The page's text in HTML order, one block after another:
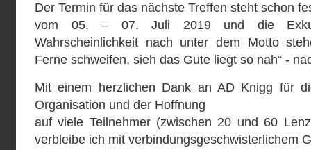
Der Termin für das nächste Treffen steht schon
vom 05. – 07. Juli 2019 und die
Wahrscheinlichkeit nach unter dem Motto
Ferne schweifen, sieh das Gute liegt so nah“ ‐
Mit einem herzlichen Dank an AD Knigg für
Organisation und der Hoffnung
auf viele Teilnehmer (zwischen 20 und 60
verbleibe ich mit verbindungsgeschwisterlichem